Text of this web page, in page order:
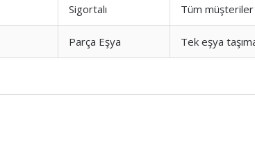
Sigortalı Tüm müşteriler
Parça Eşya Tek eşya